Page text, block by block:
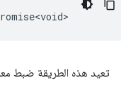
تعيد هذه الطريقة ضبط